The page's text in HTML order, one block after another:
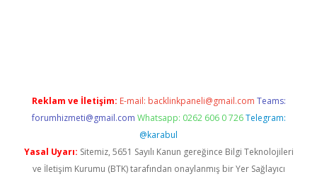
Reklam ve İletişim: E-mail: backlinkpaneli@gmail.com Teams:
forumhizmeti@gmail.com Whatsapp: 0262 606 0 726 Telegram:
@karabul
Yasal Uyarı: Sitemiz, 5651 Sayılı Kanun gereğince Bilgi Teknolojileri
ve İletişim Kurumu (BTK) tarafından onaylanmış bir Yer Sağlayıcı